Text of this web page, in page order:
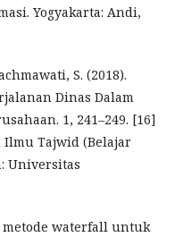
Yogyakarta: Andi,
S. (2018).
Dinas Dalam
1, 241–249. [16]
Ilmu Tajwid (Belajar
Universitas
metode waterfall untuk